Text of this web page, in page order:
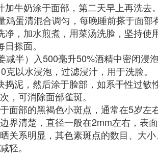
牛奶涂于面部，第二天早上再洗去。
鸡蛋清混合调匀，每晚睡前搽于面部
，加水煎煮，用菜汤洗脸，坚持使
搽面。
减半）入500毫升50%酒精中密闭浸
以水浸泡，过滤浸汁，用于洗脸。
捣泥，然后涂于脸部，如系干性过敏
，可消除面部雀斑。
面部的黑褐色小斑点，通常在5岁
界清楚，直径一般在2mm左右，表
关系明显，其色素斑点的数目、大
轻。